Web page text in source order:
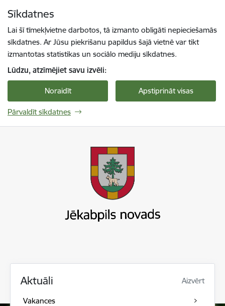
Sīkdatnes
Lai šī tīmekļvietne darbotos, tā izmanto obligāti nepieciešamās
sīkdatnes. Ar Jūsu piekrišanu papildus šajā vietnē var tikt
izmantotas statistikas un sociālo mediju sīkdatnes.
Lūdzu, atzīmējiet savu izvēli:
Noraidīt Apstiprināt visas
Pārvaldīt sīkdatnes
Aktuāli Aizvērt
Vakances